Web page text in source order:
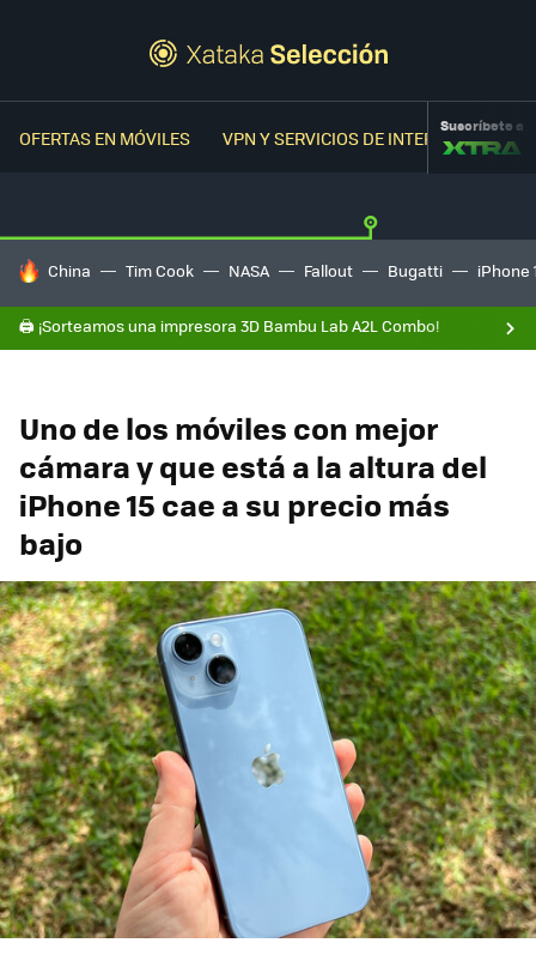
OFERTAS EN MÓVILES VPN Y SERVICIOS DE INTERNETSuscríbete a
HOY SE HABLA DE
China Tim Cook NASA Fallout Bugatti iPhone
🖨️ ¡Sorteamos una impresora 3D Bambu Lab A2L Combo!
Uno de los móviles con mejor
cámara y que está a la altura del
iPhone 15 cae a su precio más
bajo